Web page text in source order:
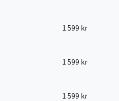
1 599 kr
1 599 kr
1 599 kr